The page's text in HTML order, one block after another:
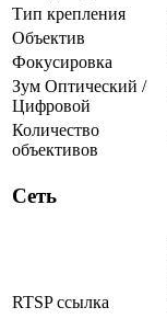
Тип крепления
Объектив
Фокусировка
Зум Оптический /
Цифровой
Количество
объективов
Сеть
RTSP ссылка